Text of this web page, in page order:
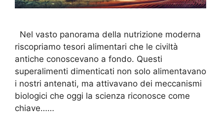
Nel vasto panorama della nutrizione moderna
riscopriamo tesori alimentari che le civiltà
antiche conoscevano a fondo. Questi
superalimenti dimenticati non solo alimentavano
i nostri antenati, ma attivavano dei meccanismi
biologici che oggi la scienza riconosce come
chiave……